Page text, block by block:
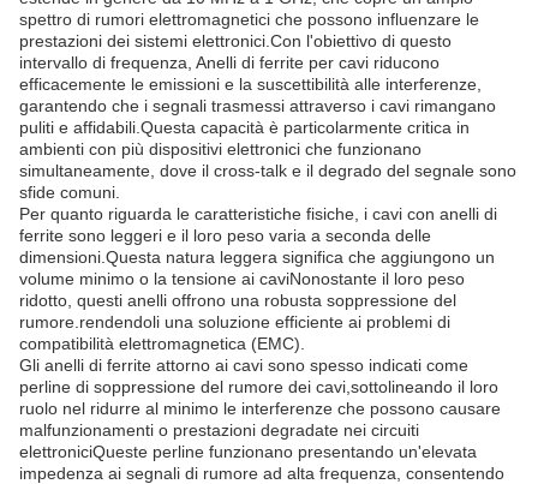
spettro di rumori elettromagnetici che possono influenzare le
prestazioni dei sistemi elettronici.Con l'obiettivo di questo
intervallo di frequenza, Anelli di ferrite per cavi riducono
efficacemente le emissioni e la suscettibilità alle interferenze,
garantendo che i segnali trasmessi attraverso i cavi rimangano
puliti e affidabili.Questa capacità è particolarmente critica in
ambienti con più dispositivi elettronici che funzionano
simultaneamente, dove il cross-talk e il degrado del segnale sono
sfide comuni.
Per quanto riguarda le caratteristiche fisiche, i cavi con anelli di
ferrite sono leggeri e il loro peso varia a seconda delle
dimensioni.Questa natura leggera significa che aggiungono un
volume minimo o la tensione ai caviNonostante il loro peso
ridotto, questi anelli offrono una robusta soppressione del
rumore.rendendoli una soluzione efficiente ai problemi di
compatibilità elettromagnetica (EMC).
Gli anelli di ferrite attorno ai cavi sono spesso indicati come
perline di soppressione del rumore dei cavi,sottolineando il loro
ruolo nel ridurre al minimo le interferenze che possono causare
malfunzionamenti o prestazioni degradate nei circuiti
elettroniciQueste perline funzionano presentando un'elevata
impedenza ai segnali di rumore ad alta frequenza, consentendo